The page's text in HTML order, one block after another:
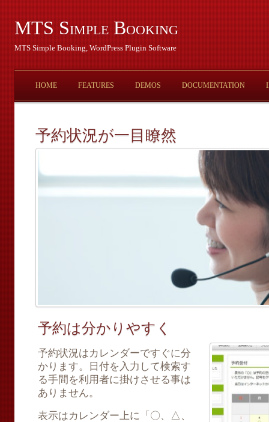
MTS Simple Booking
MTS Simple Booking, WordPress Plugin Software
HOME FEATURES DEMOS DOCUMENTATION
予約状況が一目瞭然
予約は分かりやすく
予約状況はカレンダーですぐに分
かります。日付を入力して検索す
る手間を利用者に掛けさせる事は
ありません。
表示はカレンダー上に「〇、△、